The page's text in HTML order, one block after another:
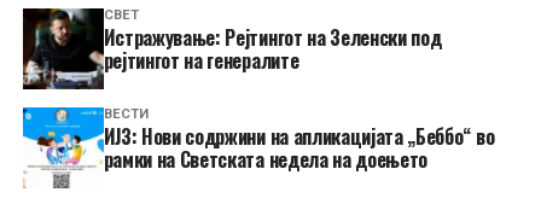
СВЕТ
Истражување: Рејтингот на Зеленски под
рејтингот на генералите
ВЕСТИ
ИЈЗ: Нови содржини на апликацијата „Беббо“ во
рамки на Светската недела на доењето